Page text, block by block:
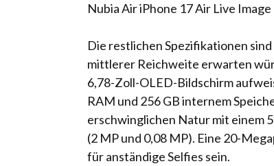
Nubia Air iPhone 17 Air Live
Die restlichen Spezifikationen
mittlerer Reichweite erwarten
6,78-Zoll-OLED-Bildschirm
RAM und 256 GB internem
erschwinglichen Natur mit einem
(2 MP und 0,08 MP). Eine 20-
für anständige Selfies sein.